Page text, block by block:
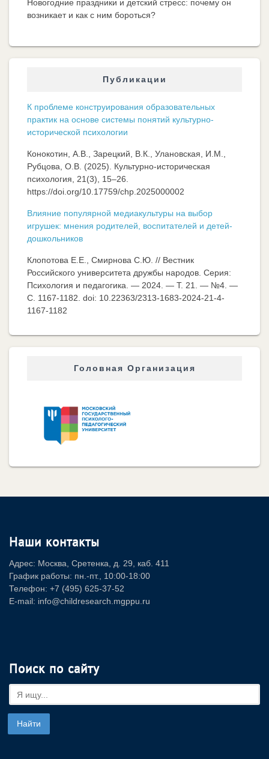
Новогодние праздники и детский стресс: почему он
возникает и как с ним бороться?
Публикации
К проблеме конструирования образовательных
практик на основе системы понятий культурно-
исторической психологии
Конокотин, А.В., Зарецкий, В.К., Улановская, И.М.,
Рубцова, О.В. (2025). Культурно-историческая
психология, 21(3), 15–26.
https://doi.org/10.17759/chp.2025000002
Влияние популярной медиакультуры на выбор
игрушек: мнения родителей, воспитателей и детей-
дошкольников
Клопотова Е.Е., Смирнова С.Ю. // Вестник
Российского университета дружбы народов. Серия:
Психология и педагогика. — 2024. — Т. 21. — №4. —
C. 1167-1182. doi: 10.22363/2313-1683-2024-21-4-
1167-1182
Головная Организация
Наши контакты
Адрес: Москва, Сретенка, д. 29, каб. 411
График работы: пн.-пт., 10:00-18:00
Телефон: +7 (495) 625-37-52
E-mail: info@childresearch.mgppu.ru
Поиск по сайту